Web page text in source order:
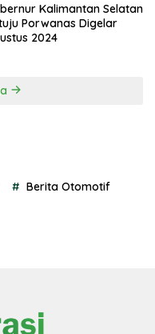
Kalimantan Selatan
Porwanas Digelar
2024
Berita Otomotif